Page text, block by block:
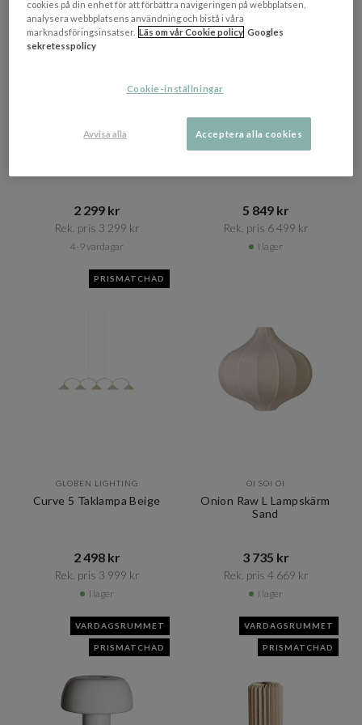
WATT & VEKE
2 299 kr​​
Rek. pris 3 299 kr​​
4-9 vardagar
NOVOFORM
FW22 Avesta Cocoon
5 849 kr​​
Rek. pris 6 499 kr​​
I lager
PRISMATCHAD
GLOBEN LIGHTING
Curve 5 Taklampa Beige
2 498 kr​​
Rek. pris 3 999 kr​​
I lager
OI SOI OI
Onion Raw L Lampskärm
Sand
3 735 kr​​
Rek. pris 4 669 kr​​
I lager
VARDAGSRUMMET
PRISMATCHAD
VARDAGSRUMMET
PRISMATCHAD
cookies på din enhet för att förbättra navigeringen på webbplatsen,
analysera webbplatsens användning och bistå i våra
marknadsföringsinsatser. Läs om vår Cookie policy Googles
sekretesspolicy
Cookie-inställningar
Avvisa alla Acceptera alla cookies